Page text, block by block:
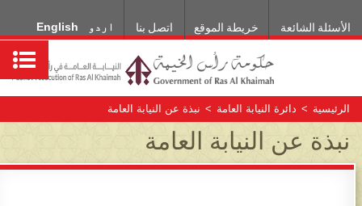
اردو English اتصل بنا خريطة الموقع الأسئلة الشائعة
الرئيسية > دائرة النيابة العامة > نبذة عن النيابة العامة​
نبذة عن النيابة العامة​